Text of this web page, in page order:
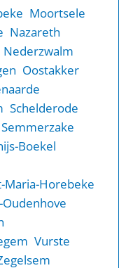
Moortsele
Nazareth
Nederzwalm
Oostakker
Schelderode
Semmerzake
Boekel
Maria-Horebeke
Vurste